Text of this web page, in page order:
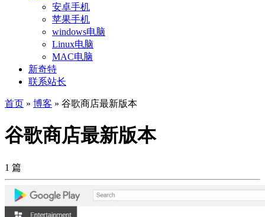
安卓手机
苹果手机
windows电脑
Linux电脑
MAC电脑
新奇特
联系站长
首页 » 博客 » 谷歌商店最新版本
谷歌商店最新版本
1 篇